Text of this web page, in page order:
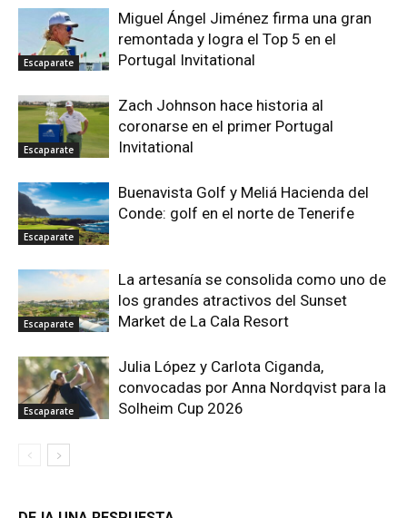
Escaparate
Miguel Ángel Jiménez firma una gran
remontada y logra el Top 5 en el
Portugal Invitational
Escaparate
Zach Johnson hace historia al
coronarse en el primer Portugal
Invitational
Escaparate
Buenavista Golf y Meliá Hacienda del
Conde: golf en el norte de Tenerife
Escaparate
La artesanía se consolida como uno de
los grandes atractivos del Sunset
Market de La Cala Resort
Escaparate
Julia López y Carlota Ciganda,
convocadas por Anna Nordqvist para la
Solheim Cup 2026